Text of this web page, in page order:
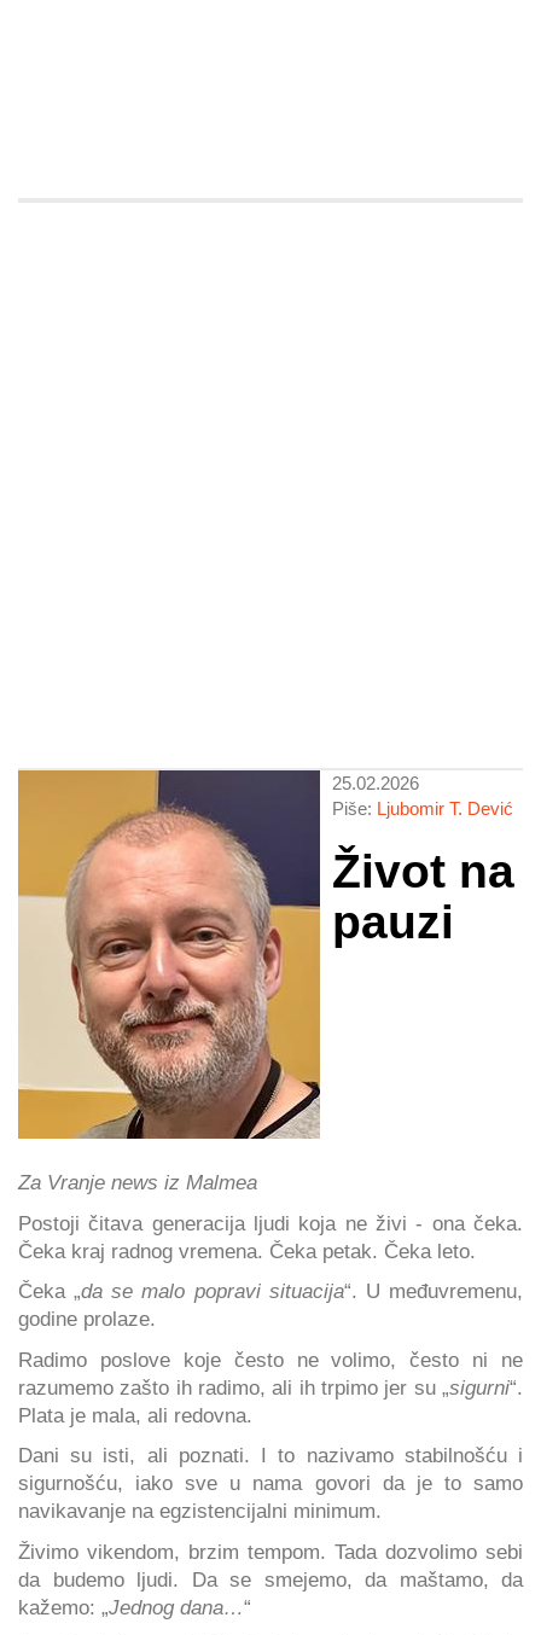
25.02.2026
Piše: Ljubomir T. Dević
Život na
pauzi
Za Vranje news iz Malmea
Postoji čitava generacija ljudi koja ne živi - ona čeka.
Čeka kraj radnog vremena. Čeka petak. Čeka leto.
Čeka „da se malo popravi situacija“. U međuvremenu,
godine prolaze.
Radimo poslove koje često ne volimo, često ni ne
razumemo zašto ih radimo, ali ih trpimo jer su „ sigurni“.
Plata je mala, ali redovna.
Dani su isti, ali poznati. I to nazivamo stabilnošću i
sigurnošću, iako sve u nama govori da je to samo
navikavanje na egzistencijalni minimum.
Živimo vikendom, brzim tempom. Tada dozvolimo sebi
da budemo ljudi. Da se smejemo, da maštamo, da
kažemo: „ Jednog dana… “